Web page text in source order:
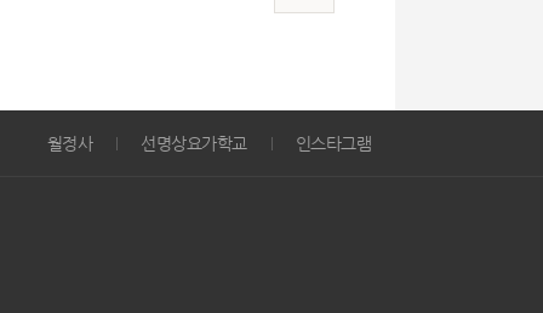
월정사 선명상요가학교 인스타그램